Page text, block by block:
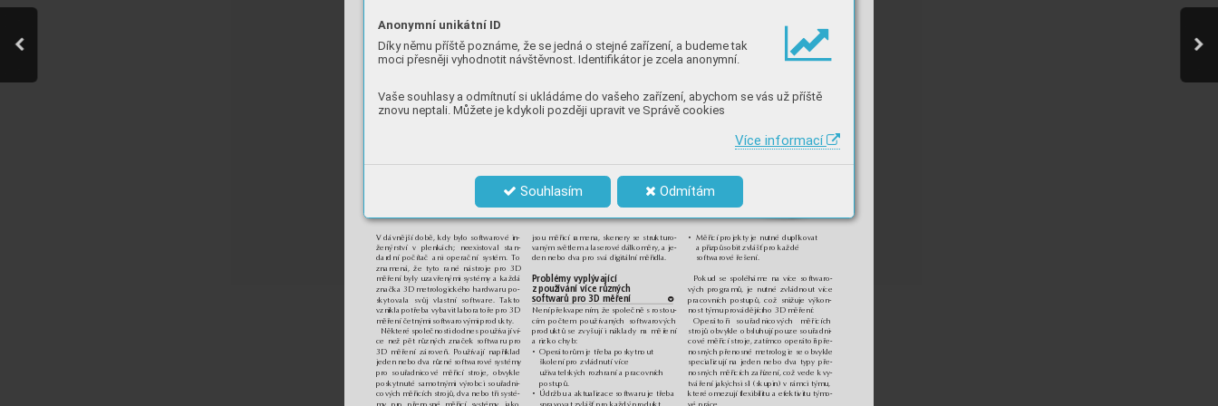
Anonymní unikátní ID
Díky němu příště poznáme, že se jedná o stejné zařízení, a budeme tak
moci přesněji vyhodnotit návštěvnost. Identifikátor je zcela anonymní.
Vaše souhlasy a odmítnutí si ukládáme do vašeho zařízení, abychom se vás už příště
znovu neptali. Můžete je kdykoli později upravit ve Správě cookies
Více informací
Souhlasím Odmítám
V dávnější době , kdy bylo softwarové in-
ženýrství v plenkách; neexistoval stan-
dardní počítač ani operační systém. To
znamená, že tyto rané nástroje pro 3D
měření byly uzavřenými systémy a každá
značka 3D metrologického hardwaru po-
skytovala svůj vlastní software. Takto
vznikla potřeba vybavit laboratoře pro 3D
měření četnými softwarovými produkty.
Některé společnosti dodnes používají ví-
ce než pět různých značek softwaru pro
3D měření zároveň. Používají například
jeden nebo dva různé softwarové systémy
pro souřadnicové měřicí stroje, obvykle
poskytnuté samotnými výrobci souřadni-
cových měřicích strojů, dva nebo tři systé-
my pro přenosné měřicí systémy, jako
jsou měřicí ramena, skenery se strukturo-
vaným světlem a laserové dálkoměry, a je-
den nebo dva pro svá digitální měřidla.
Problémy vyplývající
z používání více různých
softwarů pro 3D měření d
Není překvape ním, že společně s rostou-
cím počtem používaných softwarových
prod uktů se zvyšují i náklady na mě ře ní
a riziko chyb:
• Operátorům je třeba poskytnout
školení pro zvládnutí více
uživatelských rozhraní a pracovních
postupů.
• Údržbu a aktualizace softwaru je třeba
spravovat zvlášť pro každý produkt.
• Měřicí projekty je nutné duplikovat
a přizpůsobit zvlášť pro každé
softwarové řešení.
Pokud se spoléháme na více softwaro-
vých programů, je nutné zvládnout více
pracovních postupů, což snižuje výkon-
nost týmu provádějícího 3D měření:
Operáto ři sou řadnicových měřicích
strojů obvykle obsluhují pouze souřadni-
cové měřicí stroje, zatímco operáto ři pře-
nosných přenosné metrologie se obvykle
specializují na jeden nebo dva typy pře-
nosných měřicích zařízení, což vede k vy-
tváření jakýchsi sil (skupin) v rámci týmu,
které omezují flexibilitu a efektivitu týmo-
vé práce.